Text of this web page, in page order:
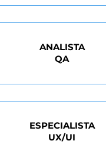
ANALISTA
QA
ESPECIALISTA
UX/UI